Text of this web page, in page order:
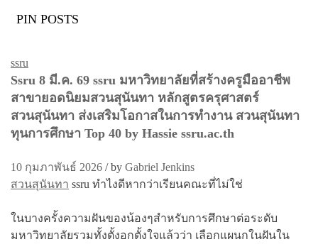
PIN POSTS
ssru
Ssru 8 มี.ค. 69 ssru มหาวิทยาลัยที่สร้างครูมืออาชีพ
สาขายอดนิยมสวนสุนันทา หลักสูตรครุศาสตร์
สวนสุนันทา ส่งเสริมโอกาสในการทำงาน สวนสุนันทา
ทุนการศึกษา Top 40 by Hassie ssru.ac.th
10 กุมภาพันธ์ 2026 / by Gabriel Jenkins
สวนสุนันทา ssru ทำไงดีหากว่าเรียนคณะที่ไม่ใช่
ในบางครั้งความฝันของน้องๆสำหรับการศึกษาต่อระดับ
มหาวิทยาลัยรวมทั้งตั้งอกตั้งใจแล้วว่า เลือกแผนกในฝันใน